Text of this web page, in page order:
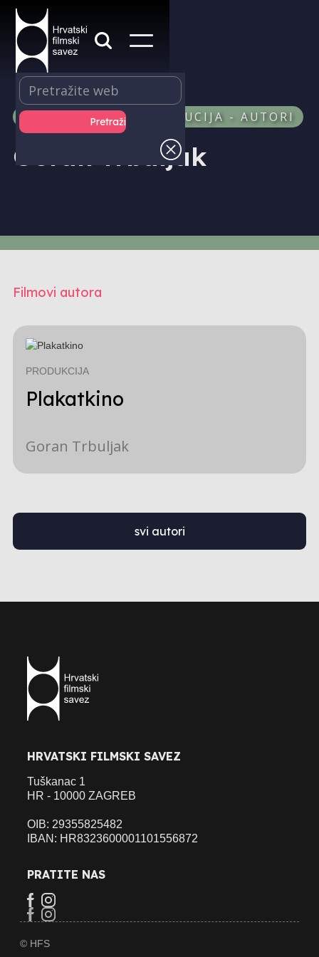
PRODUKCIJA I DISTRIBUCIJA - AUTORI
Goran Trbuljak
Filmovi autora
PRODUKCIJA
Plakatkino
Goran Trbuljak
svi autori
HRVATSKI FILMSKI SAVEZ
Tuškanac 1
HR - 10000 ZAGREB
OIB: 29355825482
IBAN: HR8323600001101556872
PRATITE NAS
© HFS